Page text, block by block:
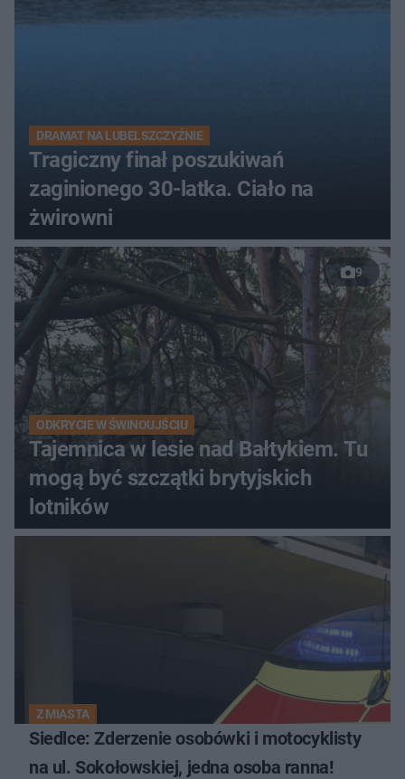
DRAMAT NA LUBELSZCZYŹNIE
Tragiczny finał poszukiwań
zaginionego 30-latka. Ciało na
żwirowni
9
ODKRYCIE W ŚWINOUJŚCIU
Tajemnica w lesie nad Bałtykiem. Tu
mogą być szczątki brytyjskich
lotników
Z MIASTA
Siedlce: Zderzenie osobówki i motocyklisty
na ul. Sokołowskiej, jedna osoba ranna!